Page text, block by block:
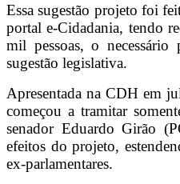
Essa sugestão projeto foi
portal e-Cidadania, tendo
mil pessoas, o
sugestão legislativa.
Apresentada na CDH em
começou a tramitar
senador Eduardo Girão
efeitos do projeto,
ex-parlamentares.